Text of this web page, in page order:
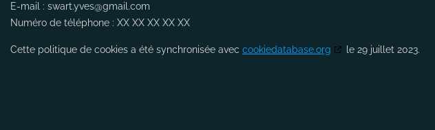
E-mail : swart.yves@gmail.com
Numéro de téléphone : XX XX XX XX XX
Cette politique de cookies a été synchronisée avec cookiedatabase.org le 29 juillet 2023.